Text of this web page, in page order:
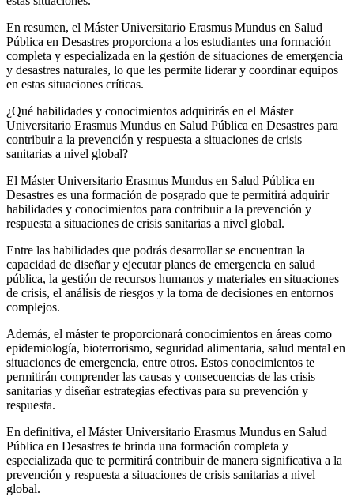
En resumen, el Máster Universitario Erasmus Mundus en Salud
Pública en Desastres proporciona a los estudiantes una formación
completa y especializada en la gestión de situaciones de emergencia
y desastres naturales, lo que les permite liderar y coordinar equipos
en estas situaciones críticas.
¿Qué habilidades y conocimientos adquirirás en el Máster
Universitario Erasmus Mundus en Salud Pública en Desastres para
contribuir a la prevención y respuesta a situaciones de crisis
sanitarias a nivel global?
El Máster Universitario Erasmus Mundus en Salud Pública en
Desastres es una formación de posgrado que te permitirá adquirir
habilidades y conocimientos para contribuir a la prevención y
respuesta a situaciones de crisis sanitarias a nivel global.
Entre las habilidades que podrás desarrollar se encuentran la
capacidad de diseñar y ejecutar planes de emergencia en salud
pública, la gestión de recursos humanos y materiales en situaciones
de crisis, el análisis de riesgos y la toma de decisiones en entornos
complejos.
Además, el máster te proporcionará conocimientos en áreas como
epidemiología, bioterrorismo, seguridad alimentaria, salud mental en
situaciones de emergencia, entre otros. Estos conocimientos te
permitirán comprender las causas y consecuencias de las crisis
sanitarias y diseñar estrategias efectivas para su prevención y
respuesta.
En definitiva, el Máster Universitario Erasmus Mundus en Salud
Pública en Desastres te brinda una formación completa y
especializada que te permitirá contribuir de manera significativa a la
prevención y respuesta a situaciones de crisis sanitarias a nivel
global.